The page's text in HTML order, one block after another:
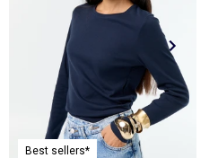
Best sellers*